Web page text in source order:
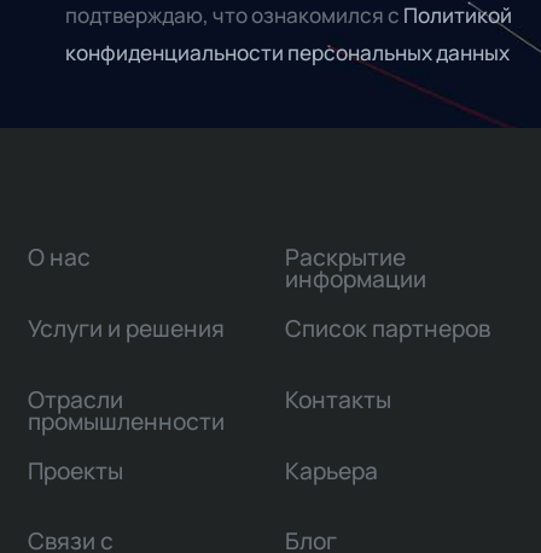
подтверждаю, что ознакомился с Политикой
конфиденциальности персональных данных
О нас
Услуги и решения
Отрасли
промышленности
Проекты
Связи с
Раскрытие
информации
Список партнеров
Контакты
Карьера
Блог